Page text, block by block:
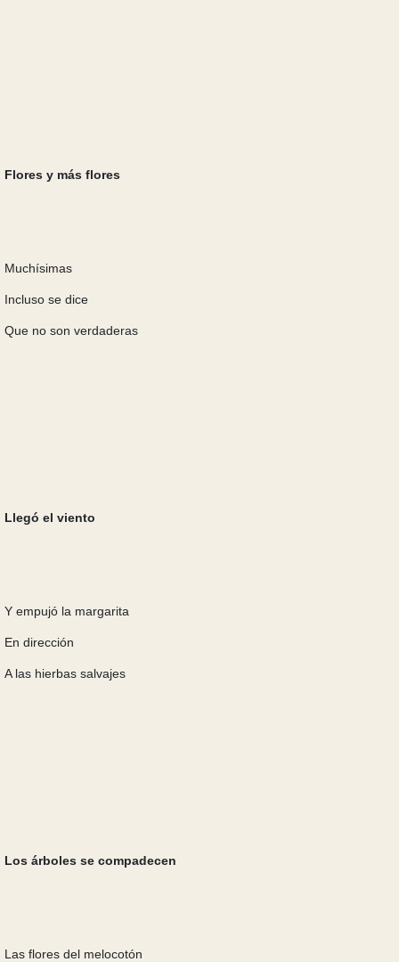
Flores y más flores
Muchísimas
Incluso se dice
Que no son verdaderas
Llegó el viento
Y empujó la margarita
En dirección
A las hierbas salvajes
Los árboles se compadecen
Las flores del melocotón